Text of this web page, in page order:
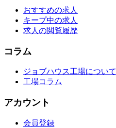
おすすめの求人
キープ中の求人
求人の閲覧履歴
コラム
ジョブハウス工場について
工場コラム
アカウント
会員登録